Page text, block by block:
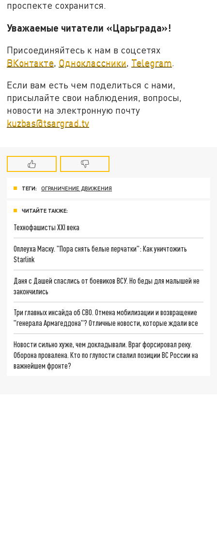
проспекте сохранится.
Уважаемые читатели «Царьграда»!
Присоединяйтесь к нам в соцсетях
ВКонтакте, Одноклассники, Telegram.
Если вам есть чем поделиться с нами,
присылайте свои наблюдения, вопросы,
новости на электронную почту
kuzbas@tsargrad.tv
ТЕГИ: ОГРАНИЧЕНИЕ ДВИЖЕНИЯ
ЧИТАЙТЕ ТАКЖЕ:
Технофашисты XXI века
Оплеуха Маску. "Пора снять белые перчатки": Как уничтожить
Starlink
Даня с Дашей спаслись от боевиков ВСУ. Но беды для малышей не
закончились
Три главных инсайда об СВО. Отмена мобилизации и возвращение
"генерала Армагеддона"? Отличные новости, которые ждали все
Новости сильно хуже, чем докладывали. Враг форсировал реку.
Оборона провалена. Кто по глупости спалил позиции ВС России на
важнейшем фронте?